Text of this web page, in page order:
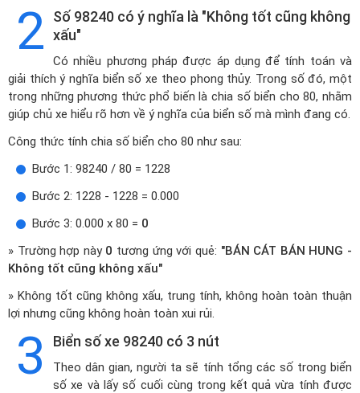
2
Số 98240 có ý nghĩa là "Không tốt cũng không
xấu"
Có nhiều phương pháp được áp dụng để tính toán và
giải thích ý nghĩa biển số xe theo phong thủy. Trong số đó, một
trong những phương thức phổ biến là chia số biển cho 80, nhằm
giúp chủ xe hiểu rõ hơn về ý nghĩa của biển số mà mình đang có.
Công thức tính chia số biển cho 80 như sau:
Bước 1: 98240 / 80 = 1228
Bước 2: 1228 - 1228 = 0.000
Bước 3: 0.000 x 80 = 0
» Trường hợp này 0 tương ứng với quẻ: "BÁN CÁT BÁN HUNG -
Không tốt cũng không xấu"
» Không tốt cũng không xấu, trung tính, không hoàn toàn thuận
lợi nhưng cũng không hoàn toàn xui rủi.
3 Biển số xe 98240 có 3 nút
Theo dân gian, người ta sẽ tính tổng các số trong biển
số xe và lấy số cuối cùng trong kết quả vừa tính được